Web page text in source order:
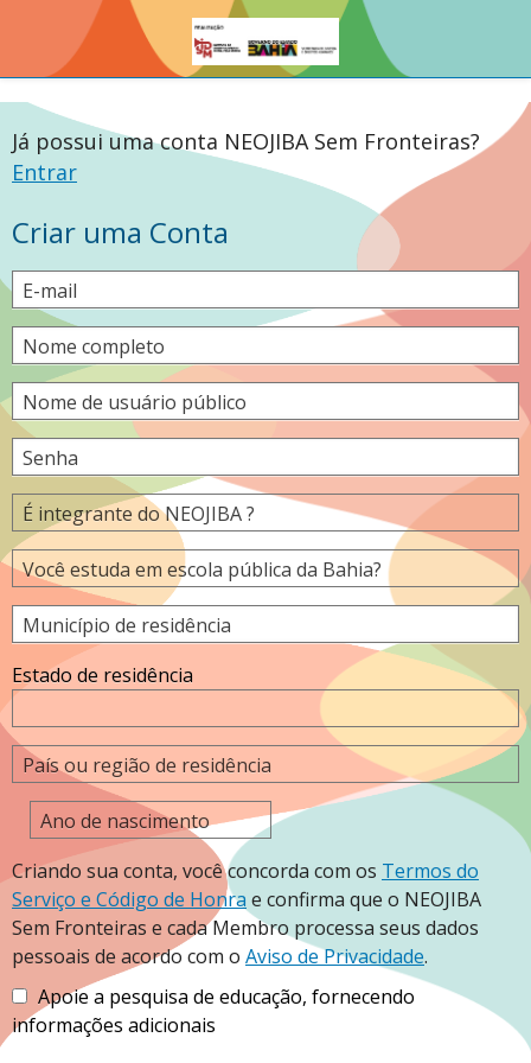
Já possui uma conta NEOJIBA Sem Fronteiras?
Entrar
Criar uma Conta
E-mail
Nome completo
Nome de usuário público
Senha
É integrante do NEOJIBA ?
Você estuda em escola pública da Bahia?
Município de residência
Estado de residência
País ou região de residência
Ano de nascimento
Criando sua conta, você concorda com os Termos do
Serviço e Código de Honra e confirma que o NEOJIBA
Sem Fronteiras e cada Membro processa seus dados
pessoais de acordo com o Aviso de Privacidade.
Apoie a pesquisa de educação, fornecendo
informações adicionais